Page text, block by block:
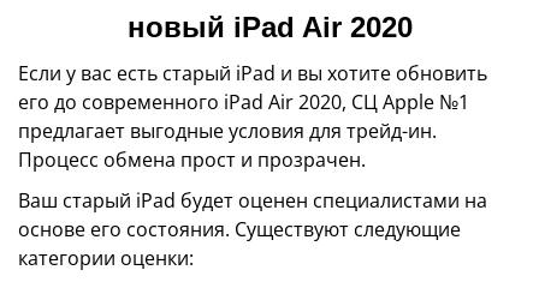
новый iPad Air 2020
Если у вас есть старый iPad и вы хотите обновить
его до современного iPad Air 2020, СЦ Apple №1
предлагает выгодные условия для трейд-ин.
Процесс обмена прост и прозрачен.
Ваш старый iPad будет оценен специалистами на
основе его состояния. Существуют следующие
категории оценки: